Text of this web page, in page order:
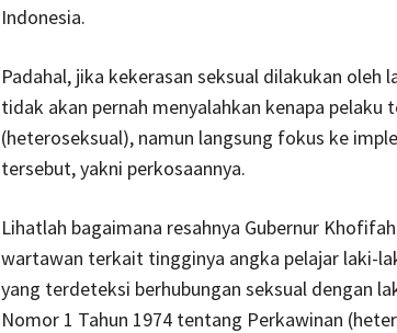
Indonesia.
Padahal, jika kekerasan seksual dilakukan oleh
tidak akan pernah menyalahkan kenapa pelaku
(heteroseksual), namun langsung fokus ke
tersebut, yakni perkosaannya.
Lihatlah bagaimana resahnya Gubernur
wartawan terkait tingginya angka pelajar laki-
yang terdeteksi berhubungan seksual dengan
Nomor 1 Tahun 1974 tentang Perkawinan